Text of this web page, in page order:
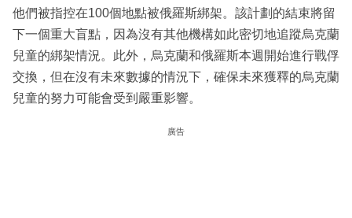
他們被指控在100個地點被俄羅斯綁架。該計劃的結束將留
下一個重大盲點，因為沒有其他機構如此密切地追蹤烏克蘭
兒童的綁架情況。此外，烏克蘭和俄羅斯本週開始進行戰俘
交換，但在沒有未來數據的情況下，確保未來獲釋的烏克蘭
兒童的努力可能會受到嚴重影響。
廣告